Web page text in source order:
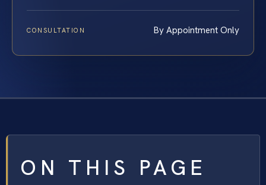
CONSULTATION By Appointment Only
ON THIS PAGE